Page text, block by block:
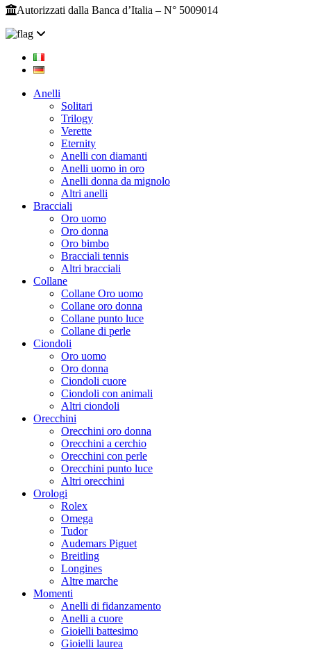
Autorizzati dalla Banca d’Italia – N° 5009014
Anelli
Solitari
Trilogy
Verette
Eternity
Anelli con diamanti
Anelli uomo in oro
Anelli donna da mignolo
Altri anelli
Bracciali
Oro uomo
Oro donna
Oro bimbo
Bracciali tennis
Altri bracciali
Collane
Collane Oro uomo
Collane oro donna
Collane punto luce
Collane di perle
Ciondoli
Oro uomo
Oro donna
Ciondoli cuore
Ciondoli con animali
Altri ciondoli
Orecchini
Orecchini oro donna
Orecchini a cerchio
Orecchini con perle
Orecchini punto luce
Altri orecchini
Orologi
Rolex
Omega
Tudor
Audemars Piguet
Breitling
Longines
Altre marche
Momenti
Anelli di fidanzamento
Anelli a cuore
Gioielli battesimo
Gioielli laurea